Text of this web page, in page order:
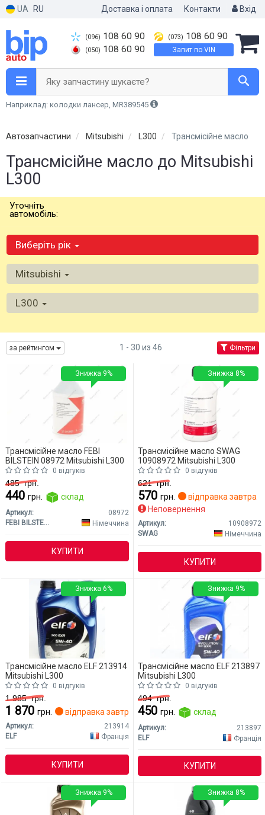
UA RU Доставка і оплата Контакти Вхід
(096) 108 60 90
(050) 108 60 90
(073) 108 60 90
Запит по VIN
Яку запчастину шукаєте?
Наприклад: колодки лансер, MR389545
Автозапчастини Mitsubishi L300 Трансмісійне масло
Трансмісійне масло до Mitsubishi
L300
Уточніть
автомобіль:
Виберіть рік
Mitsubishi
L300
за рейтингом 1 - 30 из 46 Фільтри
Трансмісійне масло FEBI
BILSTEIN 08972 Mitsubishi L300
0 відгуків
485грн.
440 грн. склад
Артикул:
08972
FEBI BILSTEIN
Німеччина
КУПИТИ
Знижка 9%
Трансмісійне масло SWAG
10908972 Mitsubishi L300
0 відгуків
621грн.
570 грн.
відправка завтра
Неповернення
Артикул:
10908972
SWAG
Німеччина
КУПИТИ
Знижка 8%
Трансмісійне масло ELF 213914
Mitsubishi L300
0 відгуків
1 985грн.
1 870 грн. відправка завтра
Артикул:
213914
ELF
Франція
КУПИТИ
Знижка 6%
Трансмісійне масло ELF 213897
Mitsubishi L300
0 відгуків
494грн.
450 грн. склад
Артикул:
213897
ELF
Франція
КУПИТИ
Знижка 9%
Знижка 9% Знижка 8%